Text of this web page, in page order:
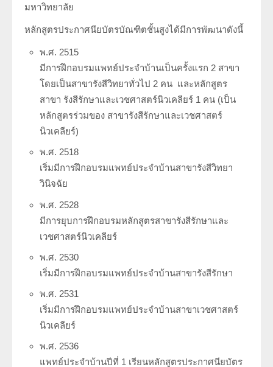
มหาวิทยาลัย
หลักสูตรประกาศนียบัตรบัณฑิตชั้นสูงได้มีการพัฒนาดังนี้
พ.ศ. 2515
มีการฝึกอบรมแพทย์ประจำบ้านเป็นครั้งแรก 2 สาขา
โดยเป็นสาขารังสีวิทยาทั่วไป 2 คน และหลักสูตร
สาขา รังสีรักษาและเวชศาสตร์นิวเคลียร์ 1 คน (เป็น
หลักสูตรร่วมของ สาขารังสีรักษาและเวชศาสตร์
นิวเคลียร์)
พ.ศ. 2518
เริ่มมีการฝึกอบรมแพทย์ประจำบ้านสาขารังสีวิทยา
วินิจฉัย
พ.ศ. 2528
มีการยุบการฝึกอบรมหลักสูตรสาขารังสีรักษาและ
เวชศาสตร์นิวเคลียร์
พ.ศ. 2530
เริ่มมีการฝึกอบรมแพทย์ประจำบ้านสาขารังสีรักษา
พ.ศ. 2531
เริ่มมีการฝึกอบรมแพทย์ประจำบ้านสาขาเวชศาสตร์
นิวเคลียร์
พ.ศ. 2536
แพทย์ประจำบ้านปีที่ 1 เรียนหลักสูตรประกาศนียบัตร